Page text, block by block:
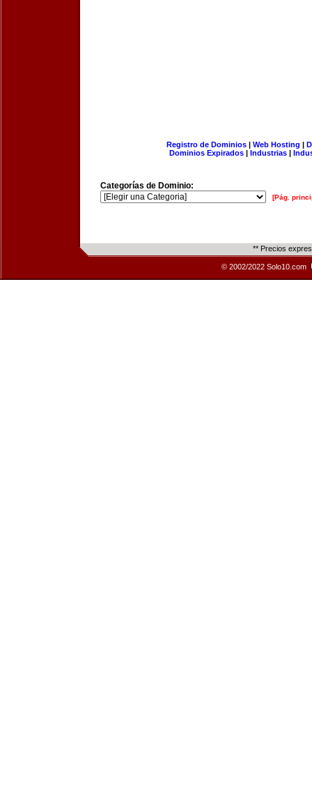
Registro de Dominios| Web Hosting |
Dominios Expirados | Industrias |
Categorías de Dominio:
[Pág.
** Precios
© 2002/2022 Solo10.com